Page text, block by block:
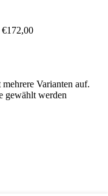
€172,00
Varianten auf.
gewählt werden